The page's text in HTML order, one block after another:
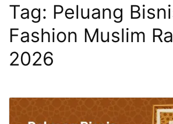
Tag: Peluang
Fashion Muslim
2026